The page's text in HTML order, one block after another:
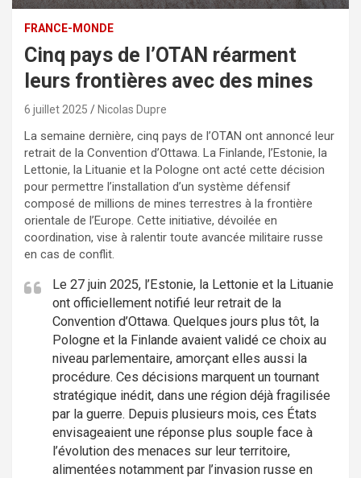
FRANCE-MONDE
Cinq pays de l’OTAN réarment
leurs frontières avec des mines
6 juillet 2025 Nicolas Dupre
La semaine dernière, cinq pays de l’OTAN ont annoncé leur
retrait de la Convention d’Ottawa. La Finlande, l’Estonie, la
Lettonie, la Lituanie et la Pologne ont acté cette décision
pour permettre l’installation d’un système défensif
composé de millions de mines terrestres à la frontière
orientale de l’Europe. Cette initiative, dévoilée en
coordination, vise à ralentir toute avancée militaire russe
en cas de conflit.
Le 27 juin 2025, l’Estonie, la Lettonie et la Lituanie
ont officiellement notifié leur retrait de la
Convention d’Ottawa. Quelques jours plus tôt, la
Pologne et la Finlande avaient validé ce choix au
niveau parlementaire, amorçant elles aussi la
procédure. Ces décisions marquent un tournant
stratégique inédit, dans une région déjà fragilisée
par la guerre. Depuis plusieurs mois, ces États
envisageaient une réponse plus souple face à
l’évolution des menaces sur leur territoire,
alimentées notamment par l’invasion russe en